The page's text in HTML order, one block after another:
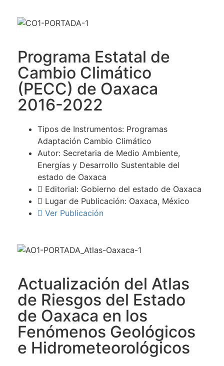
Programa Estatal de
Cambio Climático
(PECC) de Oaxaca
2016-2022
Tipos de Instrumentos: Programas
Adaptación Cambio Climático
Autor: Secretaria de Medio Ambiente,
Energías y Desarrollo Sustentable del
estado de Oaxaca
Editorial: Gobierno del estado de Oaxaca
Lugar de Publicación: Oaxaca, México
Ver Publicación
Actualización del Atlas
de Riesgos del Estado
de Oaxaca en los
Fenómenos Geológicos
e Hidrometeorológicos